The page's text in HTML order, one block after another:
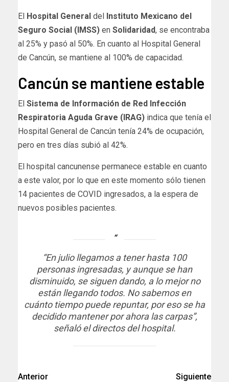
El Hospital General del Instituto Mexicano del
Seguro Social (IMSS) en Solidaridad, se encontraba
al 25% y pasó al 50%. En cuanto al Hospital General
de Cancún, se mantiene al 100% de capacidad.
Cancún se mantiene estable
El Sistema de Información de Red Infección
Respiratoria Aguda Grave (IRAG) indica que tenía el
Hospital General de Cancún tenía 24% de ocupación,
pero en tres días subió al 42%.
El hospital cancunense permanece estable en cuanto
a este valor, por lo que en este momento sólo tienen
14 pacientes de COVID ingresados, a la espera de
nuevos posibles pacientes.
“En julio llegamos a tener hasta 100
personas ingresadas, y aunque se han
disminuido, se siguen dando, a lo mejor no
están llegando todos. No sabemos en
cuánto tiempo puede repuntar, por eso se ha
decidido mantener por ahora las carpas”,
señaló el directos del hospital.
Anterior
Siguiente